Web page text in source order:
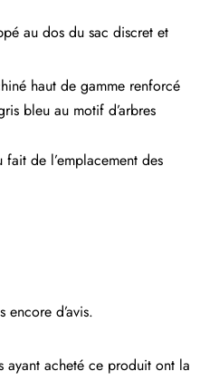
au dos du sac discret et
haut de gamme renforcé
bleu au motif d’arbres
de l’emplacement des
encore d’avis.
ayant acheté ce produit ont la